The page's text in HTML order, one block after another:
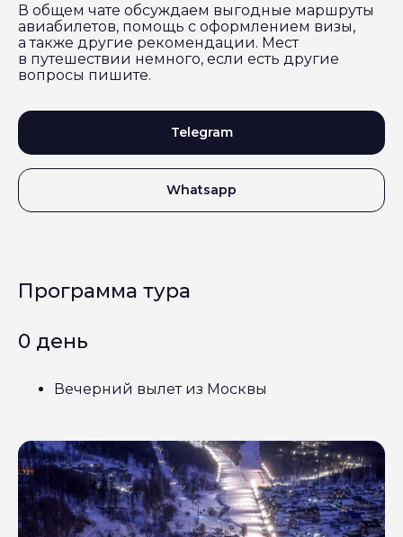
В общем чате обсуждаем выгодные маршруты
авиабилетов, помощь с оформлением визы,
а также другие рекомендации. Мест
в путешествии немного, если есть другие
вопросы пишите.
Telegram
Whatsapp
Программа тура
0 день
Вечерний вылет из Москвы